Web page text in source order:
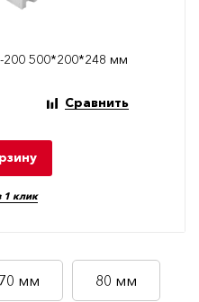
500*200*248 мм
Сравнить
1 клик
70 мм 80 мм